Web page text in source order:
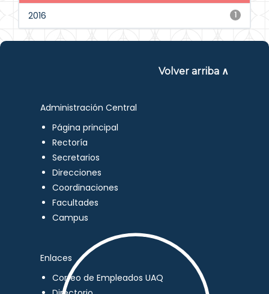
1
2016
Volver arriba ∧
Administración Central
Página principal
Rectoría
Secretarios
Direcciones
Coordinaciones
Facultades
Campus
Enlaces
Correo de Empleados UAQ